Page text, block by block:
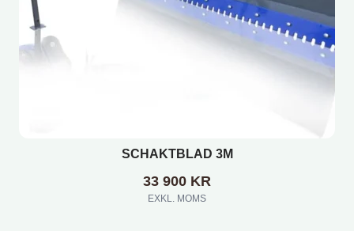
SCHAKTBLAD 3M
33 900 KR
EXKL. MOMS